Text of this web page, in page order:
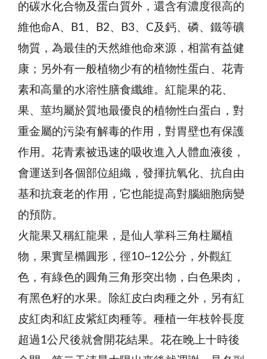
的碳水化合物及蛋白質外，還含有濃度很高的
維他命A、B1、B2、B3、C及鈣、磷、鐵等礦
物質，為最佳的天然維他命來源，相當有益健
康；另外有一般植物少有的植物性蛋白、花青
素和高量的水溶性膳食纖維。紅龍果的花、
果、莖均屬於質地最優良的植物性白蛋白，對
重金屬的污染有解毒的作用，對胃壁也有保護
作用。花青素被迅速的吸收進入人體血液後，
會運送到各個部位組織，發揮抗氧化、抗自由
基和抗衰老的作用，它也能提高對腦細胞病變
的預防。
火龍果又稱紅龍果，是仙人掌科三角柱屬植
物，果實呈橢圓形，徑10~12公分，外觀紅
色，有綠色的圓角三角形突出物，白色果肉，
有黑色籽的水果。除紅皮白肉種之外，另有紅
皮紅肉和紅皮紫紅肉種等。種植一年枝幹長度
超過1公尺後就會開花結果。花在晚上十時後